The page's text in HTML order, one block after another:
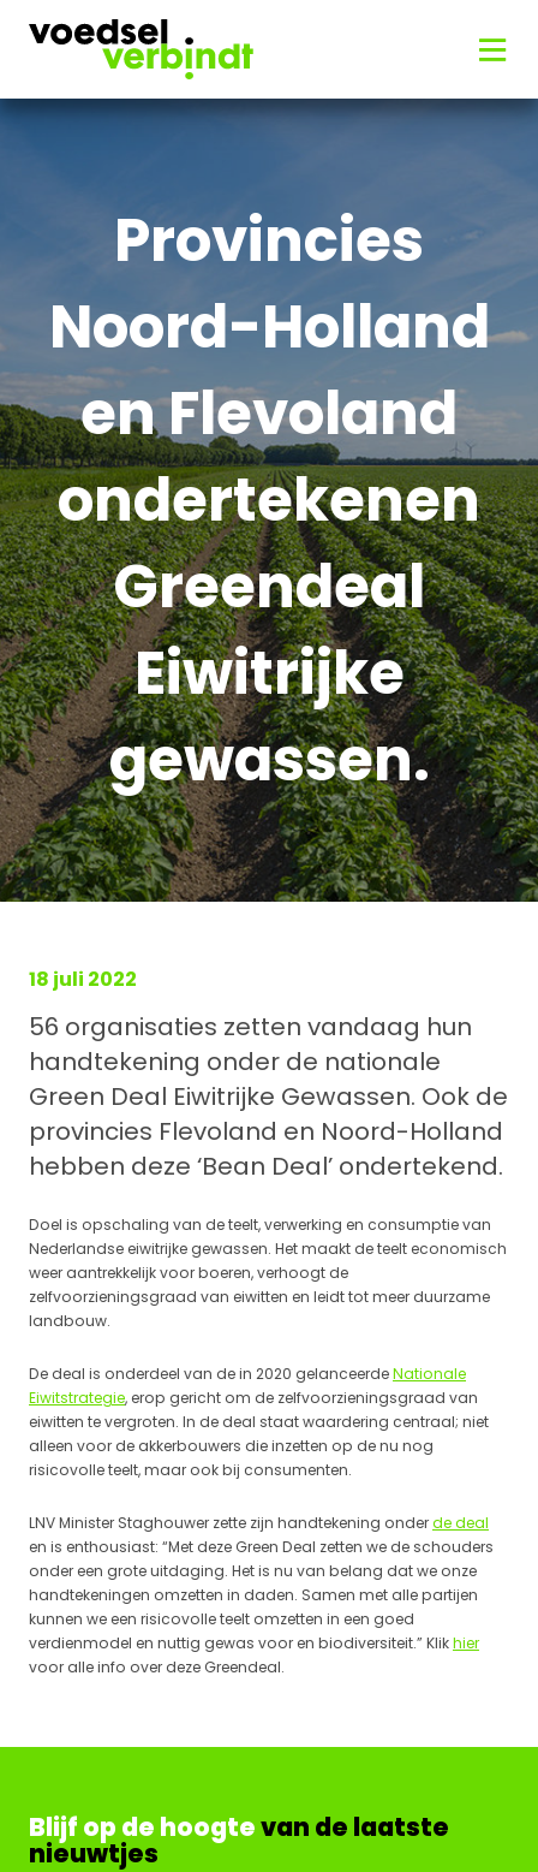
Provincies
Noord-Holland
en Flevoland
ondertekenen
Greendeal
Eiwitrijke
gewassen.
18 juli 2022
56 organisaties zetten vandaag hun
handtekening onder de nationale
Green Deal Eiwitrijke Gewassen. Ook de
provincies Flevoland en Noord-Holland
hebben deze ‘Bean Deal’ ondertekend.
Doel is opschaling van de teelt, verwerking en consumptie van
Nederlandse eiwitrijke gewassen. Het maakt de teelt economisch
weer aantrekkelijk voor boeren, verhoogt de
zelfvoorzieningsgraad van eiwitten en leidt tot meer duurzame
landbouw.
De deal is onderdeel van de in 2020 gelanceerdeNationale
Eiwitstrategie, erop gericht om de zelfvoorzieningsgraad van
eiwitten te vergroten. In de deal staat waardering centraal; niet
alleen voor de akkerbouwers die inzetten op de nu nog
risicovolle teelt, maar ook bij consumenten.
LNV Minister Staghouwer zette zijn handtekening onderde deal
en is enthousiast: “Met deze Green Deal zetten we de schouders
onder een grote uitdaging. Het is nu van belang dat we onze
handtekeningen omzetten in daden. Samen met alle partijen
kunnen we een risicovolle teelt omzetten in een goed
verdienmodel en nuttig gewas voor en biodiversiteit.” Klikhier
voor alle info over deze Greendeal.
Blijf op de hoogtevan de laatste
nieuwtjes